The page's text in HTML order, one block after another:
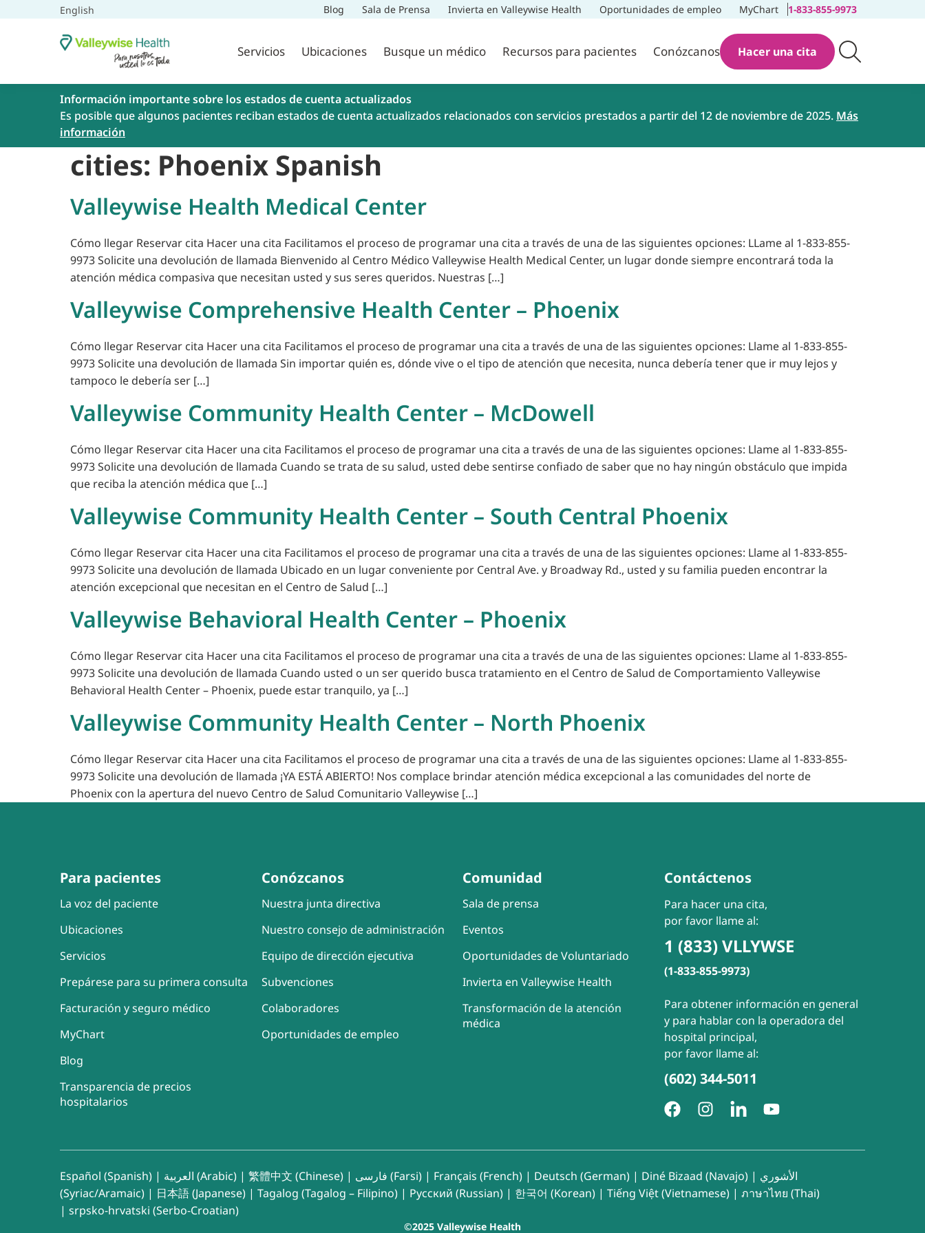
English Blog Sala de Prensa Invierta en Valleywise Health Oportunidades de empleo MyChart 1-833-855-9973
Servicios Ubicaciones Busque un médico Recursos para pacientes Conózcanos Hacer una cita
Información importante sobre los estados de cuenta actualizados
Es posible que algunos pacientes reciban estados de cuenta actualizados relacionados con servicios prestados a partir del 12 de noviembre de 2025. Más
información
cities: Phoenix Spanish
Valleywise Health Medical Center
Cómo llegar Reservar cita Hacer una cita Facilitamos el proceso de programar una cita a través de una de las siguientes opciones: LLame al 1-833-855-
9973 Solicite una devolución de llamada Bienvenido al Centro Médico Valleywise Health Medical Center, un lugar donde siempre encontrará toda la
atención médica compasiva que necesitan usted y sus seres queridos. Nuestras […]
Valleywise Comprehensive Health Center – Phoenix
Cómo llegar Reservar cita Hacer una cita Facilitamos el proceso de programar una cita a través de una de las siguientes opciones: Llame al 1-833-855-
9973 Solicite una devolución de llamada Sin importar quién es, dónde vive o el tipo de atención que necesita, nunca debería tener que ir muy lejos y
tampoco le debería ser […]
Valleywise Community Health Center – McDowell
Cómo llegar Reservar cita Hacer una cita Facilitamos el proceso de programar una cita a través de una de las siguientes opciones: Llame al 1-833-855-
9973 Solicite una devolución de llamada Cuando se trata de su salud, usted debe sentirse confiado de saber que no hay ningún obstáculo que impida
que reciba la atención médica que […]
Valleywise Community Health Center – South Central Phoenix
Cómo llegar Reservar cita Hacer una cita Facilitamos el proceso de programar una cita a través de una de las siguientes opciones: Llame al 1-833-855-
9973 Solicite una devolución de llamada Ubicado en un lugar conveniente por Central Ave. y Broadway Rd., usted y su familia pueden encontrar la
atención excepcional que necesitan en el Centro de Salud […]
Valleywise Behavioral Health Center – Phoenix
Cómo llegar Reservar cita Hacer una cita Facilitamos el proceso de programar una cita a través de una de las siguientes opciones: Llame al 1-833-855-
9973 Solicite una devolución de llamada Cuando usted o un ser querido busca tratamiento en el Centro de Salud de Comportamiento Valleywise
Behavioral Health Center – Phoenix, puede estar tranquilo, ya […]
Valleywise Community Health Center – North Phoenix
Cómo llegar Reservar cita Hacer una cita Facilitamos el proceso de programar una cita a través de una de las siguientes opciones: Llame al 1-833-855-
9973 Solicite una devolución de llamada ¡YA ESTÁ ABIERTO! Nos complace brindar atención médica excepcional a las comunidades del norte de
Phoenix con la apertura del nuevo Centro de Salud Comunitario Valleywise […]
Para pacientes
La voz del paciente
Ubicaciones
Servicios
Prepárese para su primera consulta
Facturación y seguro médico
MyChart
Blog
Transparencia de precios
hospitalarios
Conózcanos
Nuestra junta directiva
Nuestro consejo de administración
Equipo de dirección ejecutiva
Subvenciones
Colaboradores
Oportunidades de empleo
Comunidad
Sala de prensa
Eventos
Oportunidades de Voluntariado
Invierta en Valleywise Health
Transformación de la atención
médica
Contáctenos
Para hacer una cita,
por favor llame al:
1 (833) VLLYWSE
(1-833-855-9973)
Para obtener información en general
y para hablar con la operadora del
hospital principal,
por favor llame al:
(602) 344-5011
Español (Spanish) | العربية (Arabic) | 繁體中文 (Chinese) | فارسی (Farsi) | Français (French) | Deutsch (German) | Diné Bizaad (Navajo) | الأشوري
(Syriac/Aramaic) | 日本語 (Japanese) | Tagalog (Tagalog – Filipino) | Русский (Russian) | 한국어 (Korean) | Tiếng Việt (Vietnamese) | ภาษาไทย (Thai)
| srpsko-hrvatski (Serbo-Croatian)
©2025 Valleywise Health